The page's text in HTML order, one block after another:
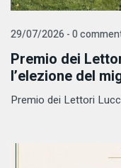
29/07/2026 - 0
Premio dei
l’elezione del
Premio dei Lettori